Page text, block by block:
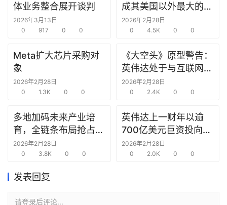
选
报
创
投
之
商
机
链
圈
体业务整合展开谈判
2026年3月13日
0
917 0 0
成其美国以外最大的研
究中心
2026年2月28日
0
4.5K 0 0
Meta扩大芯片采购对
象
2026年2月28日
0
1.3K 0 0
《大空头》原型警告：
英伟达处于与互联网泡
沫时期思科同样的“危
险境地”
2026年2月28日
0
2.4K 0 0
多地加码未来产业培
育，全链条布局抢占新
赛道先机
2026年2月28日
0
3.8K 0 0
英伟达上一财年以逾
700亿美元巨资投向合
作方，竭力巩固AI芯片
需求
2026年2月28日
0
2.0K 0 0
发表回复
请登录后评论...